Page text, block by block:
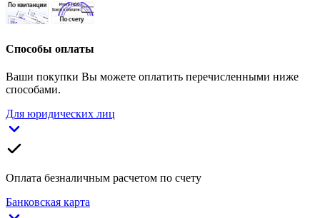
Способы оплаты
Ваши покупки Вы можете оплатить перечисленными ниже
способами.
Для юридических лиц
Оплата безналичным расчетом по счету
Банковская карта